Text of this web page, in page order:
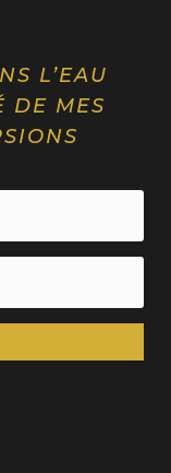
L’EAU
DE MES